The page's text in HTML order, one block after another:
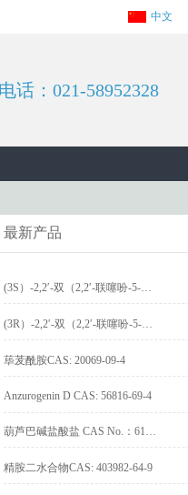
中文
话：021-58952328
最新产品
荜茇酰胺CAS: 20069-09-4
Anzurogenin D CAS: 56816-69-4
精胺二水合物CAS: 403982-64-9